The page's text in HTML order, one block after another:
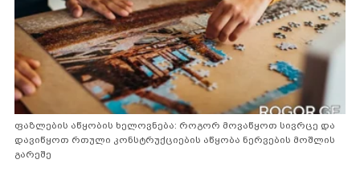
ფაზლების აწყობის ხელოვნება: როგორ მოვაწყოთ სივრცე და
დავიწყოთ რთული კონსტრუქციების აწყობა ნერვების მოშლის
გარეშე